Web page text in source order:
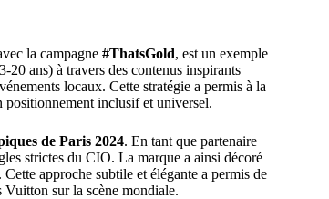
la campagne #ThatsGold, est un exemple
ans) à travers des contenus inspirants
locaux. Cette stratégie a permis à la
positionnement inclusif et universel.
de Paris 2024. En tant que partenaire
strictes du CIO. La marque a ainsi décoré
approche subtile et élégante a permis de
sur la scène mondiale.